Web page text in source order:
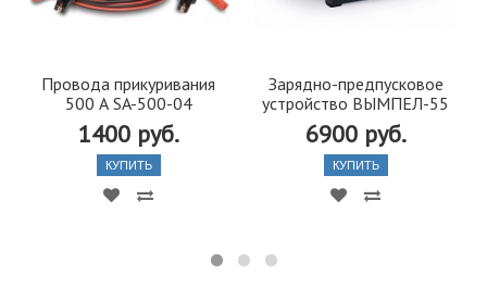
Провода прикуривания
500 А SA-500-04
1400 руб.
КУПИТЬ
Зарядно-предпусковое
устройство ВЫМПЕЛ-55
6900 руб.
КУПИТЬ